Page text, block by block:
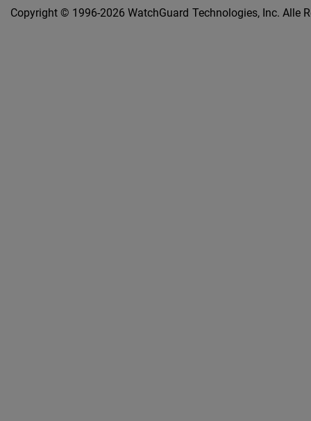
Copyright © 1996-2026 WatchGuard Technologies, Inc. Alle